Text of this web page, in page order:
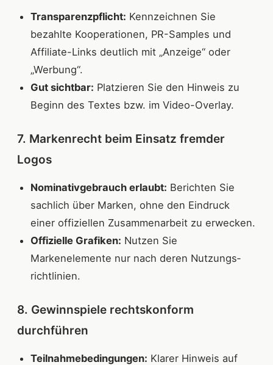
Transparenzpflicht: Kennzeichnen Sie
bezahlte Kooperationen, PR-Samples und
Affiliate-Links deutlich mit „Anzeige“ oder
„Werbung“.
Gut sichtbar: Platzieren Sie den Hinweis zu
Beginn des Textes bzw. im Video-Overlay.
7. Markenrecht beim Einsatz fremder
Logos
Nominativgebrauch erlaubt: Berichten Sie
sachlich über Marken, ohne den Eindruck
einer offiziellen Zusammenarbeit zu erwecken.
Offizielle Grafiken: Nutzen Sie
Markenelemente nur nach deren Nutzungs­
richtlinien.
8. Gewinnspiele rechtskonform
durchführen
Teilnahmebedingungen: Klarer Hinweis auf